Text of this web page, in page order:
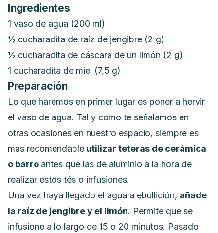
Ingredientes
1 vaso de agua (200 ml)
½ cucharadita de raíz de jengibre (2 g)
½ cucharadita de cáscara de un limón (2 g)
1 cucharadita de miel (7,5 g)
Preparación
Lo que haremos en primer lugar es poner a hervir
el vaso de agua. Tal y como te señalamos en
otras ocasiones en nuestro espacio, siempre es
más recomendable utilizar teteras de cerámica
o barro antes que las de aluminio a la hora de
realizar estos tés o infusiones.
Una vez haya llegado el agua a ebullición, añade
la raíz de jengibre y el limón. Permite que se
infusione a lo largo de 15 o 20 minutos. Pasado